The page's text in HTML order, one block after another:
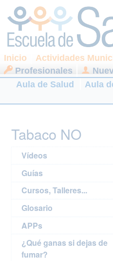
Inicio Actividades
Profesionales
Aula de Salud
Aula
Tabaco NO
Vídeos
Guías
Cursos, Talleres...
Glosario
APPs
¿Qué ganas si dejas de
fumar?